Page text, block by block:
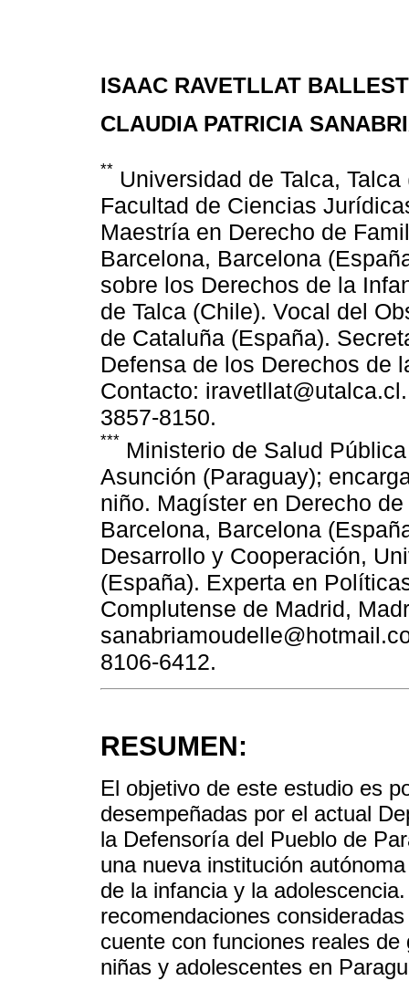
ISAAC RAVETLLAT
CLAUDIA PATRICIA
** Universidad de Talca,
Facultad de Ciencias
Maestría en Derecho de
Barcelona, Barcelona
sobre los Derechos de la
de Talca (Chile). Vocal del
de Cataluña (España).
Defensa de los Derechos de
Contacto:
3857-8150.
*** Ministerio de Salud
Asunción (Paraguay);
niño. Magíster en Derecho
Barcelona, Barcelona
Desarrollo y Cooperación,
(España). Experta en
Complutense de Madrid,
8106-6412.
RESUMEN:
El objetivo de este estudio es
desempeñadas por el actual
la Defensoría del Pueblo de
una nueva institución
de la infancia y la
recomendaciones
cuente con funciones reales
niñas y adolescentes en